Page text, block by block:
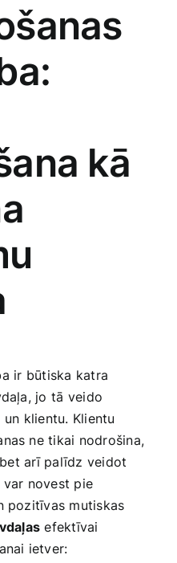
kā
ir būtiska katra​
jo tā⁣ veido
klientu.‍ Klientu
ne tikai nodrošina,
arī palīdz veidot
novest pie
pozitīvas mutiskas​
efektīvai
ietver: